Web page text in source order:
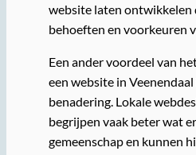
website laten ontwikkelen
behoeften en voorkeuren
Een ander voordeel van
een website in
benadering. Lokale
begrijpen vaak beter wat
gemeenschap en kunnen